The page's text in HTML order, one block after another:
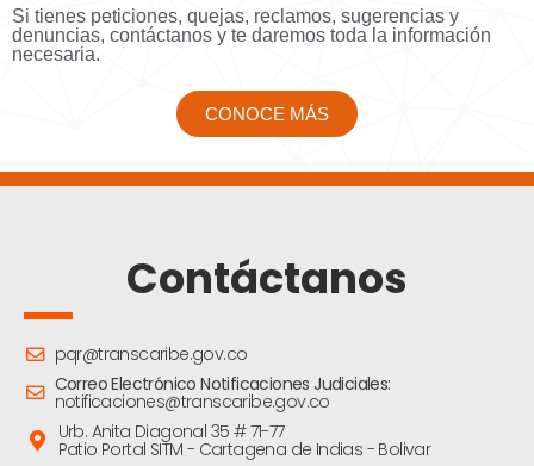
Si tienes peticiones, quejas, reclamos, sugerencias y
denuncias, contáctanos y te daremos toda la información
necesaria.
CONOCE MÁS
Contáctanos
pqr@transcaribe.gov.co
Correo Electrónico Notificaciones Judiciales:
notificaciones@transcaribe.gov.co
Urb. Anita Diagonal 35 # 71-77
Patio Portal SITM - Cartagena de Indias - Bolivar